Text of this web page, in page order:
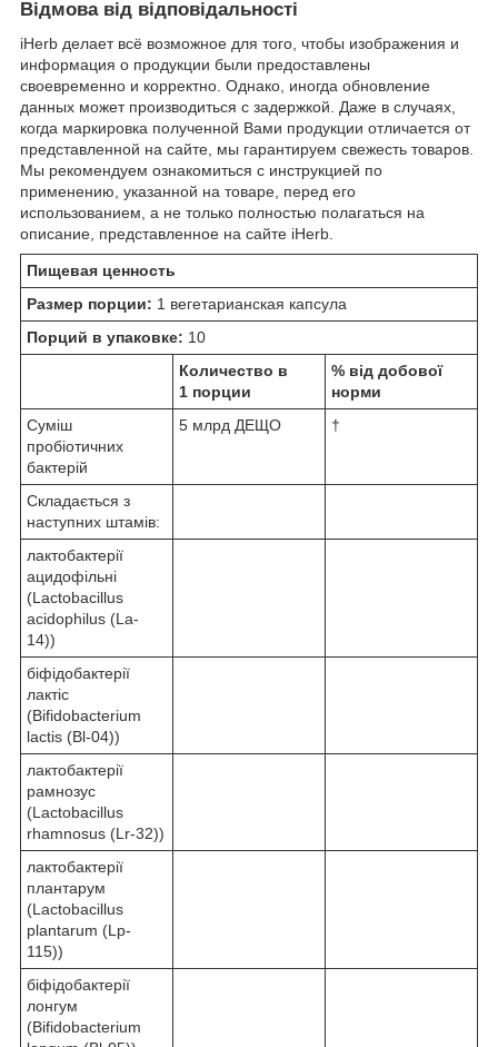
Відмова від відповідальності
iHerb делает всё возможное для того, чтобы изображения и
информация о продукции были предоставлены
своевременно и корректно. Однако, иногда обновление
данных может производиться с задержкой. Даже в случаях,
когда маркировка полученной Вами продукции отличается от
представленной на сайте, мы гарантируем свежесть товаров.
Мы рекомендуем ознакомиться с инструкцией по
применению, указанной на товаре, перед его
использованием, а не только полностью полагаться на
описание, представленное на сайте iHerb.
Пищевая ценность
Размер порции: 1 вегетарианская капсула
Порций в упаковке: 10
Количество в
1 порции
% від добової
норми
Суміш
пробіотичних
бактерій
5 млрд ДЕЩО †
Складається з
наступних штамів:
лактобактерії
ацидофільні
(Lactobacillus
acidophilus (La-
14))
біфідобактерії
лактіс
(Bifidobacterium
lactis (Bl-04))
лактобактерії
рамнозус
(Lactobacillus
rhamnosus (Lr-32))
лактобактерії
плантарум
(Lactobacillus
plantarum (Lp-
115))
біфідобактерії
лонгум
(Bifidobacterium